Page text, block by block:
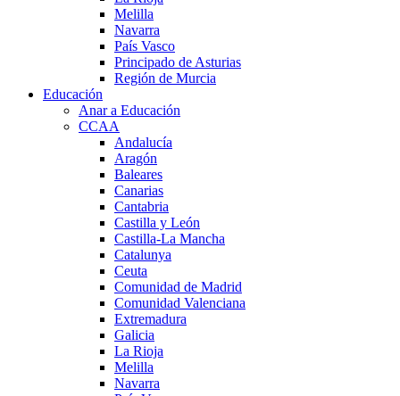
Melilla
Navarra
País Vasco
Principado de Asturias
Región de Murcia
Educación
Anar a Educación
CCAA
Andalucía
Aragón
Baleares
Canarias
Cantabria
Castilla y León
Castilla-La Mancha
Catalunya
Ceuta
Comunidad de Madrid
Comunidad Valenciana
Extremadura
Galicia
La Rioja
Melilla
Navarra